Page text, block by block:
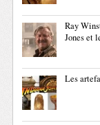
Ray
Jones et
Les